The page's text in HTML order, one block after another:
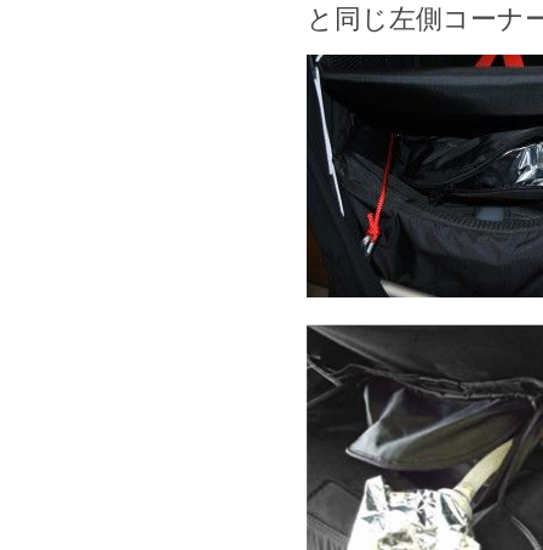
と同じ左側コーナ